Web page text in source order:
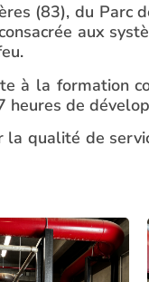
(83), du Parc
aux
à la formation
de
qualité de